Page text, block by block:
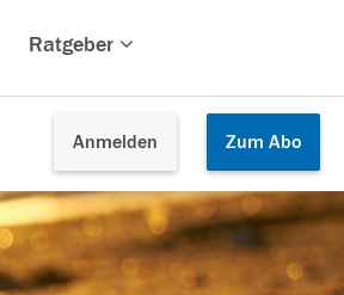
Ratgeber
Anmelden Zum Abo